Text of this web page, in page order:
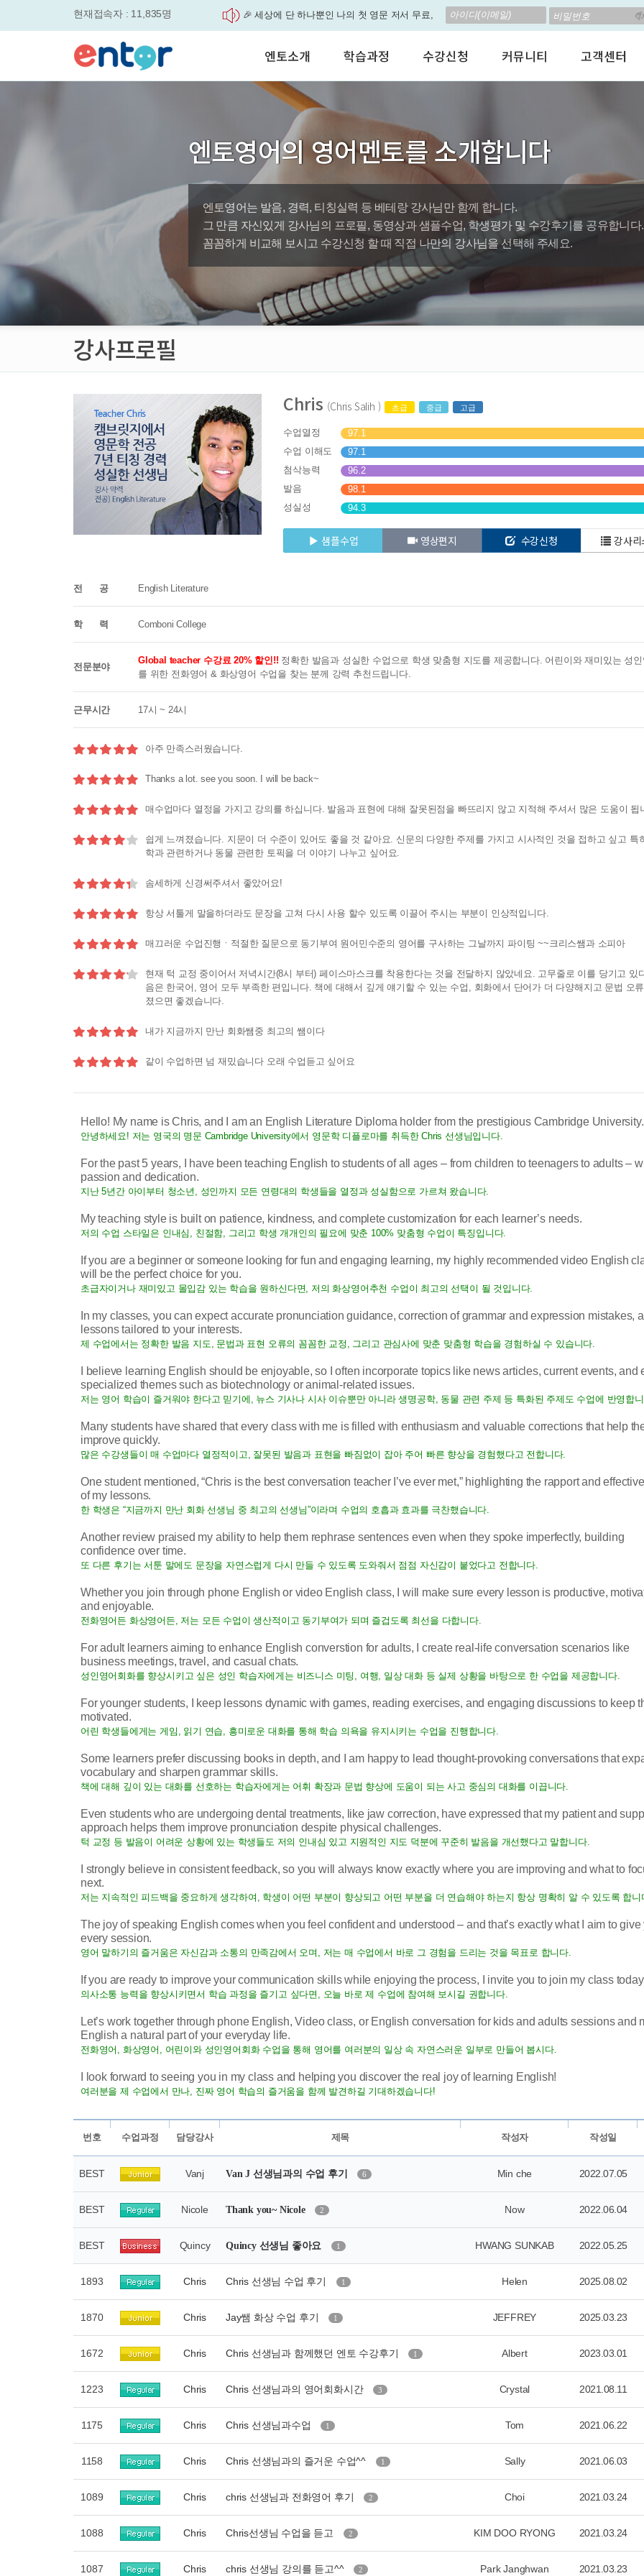
현재접속자 : 11,835명
매일 최대 300P 적립! 🎁 28일 챌린지로 혜택과
실력을 동시에 잡으세요
영자신문이 개인 맞춤형 뉴스로 놀랍게 개편 되
엔토영어 학습앱 '지원이'가 회원님의 개인비서
로 다시 태어났습니다.
🎉 세상에 단 하나뿐인 나의 첫 영문 저서 무료,
'Story Me' 오픈이벤트
바로가기
서비스안내
학습방법
강사소개
회사소개
성인영어회화
비즈니스영어
인터뷰영어
수업교재안내
AI 수강신청
그룹수업신청
AI뉴스룸
퀘스트랭킹 🏆
원격지원서
엔토소개 학습과정 수강신청 커뮤니티 고객센터
엔토영어의 영어멘토를 소개합니다
엔토영어는 발음, 경력, 티칭실력 등 베테랑 강사님만 함께 합니다.
그 만큼 자신있게 강사님의 프로필, 동영상과 샘플수업, 학생평가 및 수강후기를 공유합니다.
꼼꼼하게 비교해 보시고 수강신청 할 때 직접 나만의 강사님을 선택해 주세요.
강사프로필
Chris (Chris Salih ) 초급 중급 고급
수업열정
97.1
수업 이해도
97.1
첨삭능력
96.2
발음
98.1
성실성
94.3
샘플수업 영상편지 수강신청 강사
전 공 English Literature
학 력 Comboni College
전문분야
Global teacher 수강료 20% 할인!! 정확한 발음과 성실한 수업으로 학생 맞춤형 지도를 제공합니다. 어린이와 재미있는 성
를 위한 전화영어 & 화상영어 수업을 찾는 분께 강력 추천드립니다.
근무시간 17시 ~ 24시
아주 만족스러웠습니다.
Thanks a lot. see you soon. I will be back~
매수업마다 열정을 가지고 강의를 하십니다. 발음과 표현에 대해 잘못된점을 빠뜨리지 않고 지적해 주셔서 많은 도움이 됩
쉽게 느껴졌습니다. 지문이 더 수준이 있어도 좋을 것 같아요. 신문의 다양한 주제를 가지고 시사적인 것을 접하고 싶고 특
학과 관련하거나 동물 관련한 토픽을 더 이야기 나누고 싶어요.
솜세하게 신경써주셔서 좋았어요!
항상 서툴게 말을하더라도 문장을 고쳐 다시 사용 할수 있도록 이끌어 주시는 부분이 인상적입니다.
매끄러운 수업진행ㆍ적절한 질문으로 동기부여 원어민수준의 영어를 구사하는 그날까지 파이팅 ~~크리스쌤과 소피아
현재 턱 교정 중이어서 저녁시간(8시 부터) 페이스마스크를 착용한다는 것을 전달하지 않았네요. 고무줄로 이를 당기고 있
음은 한국어, 영어 모두 부족한 편입니다. 책에 대해서 깊게 얘기할 수 있는 수업, 회화에서 단어가 더 다양해지고 문법 오
졌으면 좋겠습니다.
내가 지금까지 만난 회화쌤중 최고의 쌤이다
같이 수업하면 넘 재밌습니다 오래 수업듣고 싶어요
Hello! My name is Chris, and I am an English Literature Diploma holder from the prestigious Cambridge University.
안녕하세요! 저는 영국의 명문 Cambridge University에서 영문학 디플로마를 취득한 Chris 선생님입니다.
For the past 5 years, I have been teaching English to students of all ages – from children to teenagers to adults –
passion and dedication.
지난 5년간 아이부터 청소년, 성인까지 모든 연령대의 학생들을 열정과 성실함으로 가르쳐 왔습니다.
My teaching style is built on patience, kindness, and complete customization for each learner’s needs.
저의 수업 스타일은 인내심, 친절함, 그리고 학생 개개인의 필요에 맞춘 100% 맞춤형 수업이 특징입니다.
If you are a beginner or someone looking for fun and engaging learning, my highly recommended video English
will be the perfect choice for you.
초급자이거나 재미있고 몰입감 있는 학습을 원하신다면, 저의 화상영어추천 수업이 최고의 선택이 될 것입니다.
In my classes, you can expect accurate pronunciation guidance, correction of grammar and expression mistakes,
lessons tailored to your interests.
제 수업에서는 정확한 발음 지도, 문법과 표현 오류의 꼼꼼한 교정, 그리고 관심사에 맞춘 맞춤형 학습을 경험하실 수 있습니다.
I believe learning English should be enjoyable, so I often incorporate topics like news articles, current events, and
specialized themes such as biotechnology or animal-related issues.
저는 영어 학습이 즐거워야 한다고 믿기에, 뉴스 기사나 시사 이슈뿐만 아니라 생명공학, 동물 관련 주제 등 특화된 주제도 수업에 반영합니
Many students have shared that every class with me is filled with enthusiasm and valuable corrections that help
improve quickly.
많은 수강생들이 매 수업마다 열정적이고, 잘못된 발음과 표현을 빠짐없이 잡아 주어 빠른 향상을 경험했다고 전합니다.
One student mentioned, “Chris is the best conversation teacher I’ve ever met,” highlighting the rapport and
of my lessons.
한 학생은 “지금까지 만난 회화 선생님 중 최고의 선생님”이라며 수업의 호흡과 효과를 극찬했습니다.
Another review praised my ability to help them rephrase sentences even when they spoke imperfectly, building
confidence over time.
또 다른 후기는 서툰 말에도 문장을 자연스럽게 다시 만들 수 있도록 도와줘서 점점 자신감이 붙었다고 전합니다.
Whether you join through phone English or video English class, I will make sure every lesson is productive,
and enjoyable.
전화영어든 화상영어든, 저는 모든 수업이 생산적이고 동기부여가 되며 즐겁도록 최선을 다합니다.
For adult learners aiming to enhance English converstion for adults, I create real-life conversation scenarios like
business meetings, travel, and casual chats.
성인영어회화를 향상시키고 싶은 성인 학습자에게는 비즈니스 미팅, 여행, 일상 대화 등 실제 상황을 바탕으로 한 수업을 제공합니다.
For younger students, I keep lessons dynamic with games, reading exercises, and engaging discussions to keep
motivated.
어린 학생들에게는 게임, 읽기 연습, 흥미로운 대화를 통해 학습 의욕을 유지시키는 수업을 진행합니다.
Some learners prefer discussing books in depth, and I am happy to lead thought-provoking conversations that
vocabulary and sharpen grammar skills.
책에 대해 깊이 있는 대화를 선호하는 학습자에게는 어휘 확장과 문법 향상에 도움이 되는 사고 중심의 대화를 이끕니다.
Even students who are undergoing dental treatments, like jaw correction, have expressed that my patient and
approach helps them improve pronunciation despite physical challenges.
턱 교정 등 발음이 어려운 상황에 있는 학생들도 저의 인내심 있고 지원적인 지도 덕분에 꾸준히 발음을 개선했다고 말합니다.
I strongly believe in consistent feedback, so you will always know exactly where you are improving and what to
next.
저는 지속적인 피드백을 중요하게 생각하여, 학생이 어떤 부분이 향상되고 어떤 부분을 더 연습해야 하는지 항상 명확히 알 수 있도록 합니
The joy of speaking English comes when you feel confident and understood – and that’s exactly what I aim to give
every session.
영어 말하기의 즐거움은 자신감과 소통의 만족감에서 오며, 저는 매 수업에서 바로 그 경험을 드리는 것을 목표로 합니다.
If you are ready to improve your communication skills while enjoying the process, I invite you to join my class
의사소통 능력을 향상시키면서 학습 과정을 즐기고 싶다면, 오늘 바로 제 수업에 참여해 보시길 권합니다.
Let’s work together through phone English, Video class, or English conversation for kids and adults sessions and
English a natural part of your everyday life.
전화영어, 화상영어, 어린이와 성인영어회화 수업을 통해 영어를 여러분의 일상 속 자연스러운 일부로 만들어 봅시다.
I look forward to seeing you in my class and helping you discover the real joy of learning English!
여러분을 제 수업에서 만나, 진짜 영어 학습의 즐거움을 함께 발견하길 기대하겠습니다!